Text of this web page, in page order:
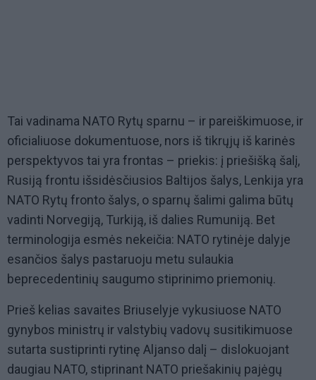
Tai vadinama NATO Rytų sparnu – ir pareiškimuose, ir
oficialiuose dokumentuose, nors iš tikrųjų iš karinės
perspektyvos tai yra frontas – priekis: į priešišką šalį,
Rusiją frontu išsidėsčiusios Baltijos šalys, Lenkija yra
NATO Rytų fronto šalys, o sparnų šalimi galima būtų
vadinti Norvegiją, Turkiją, iš dalies Rumuniją. Bet
terminologija esmės nekeičia: NATO rytinėje dalyje
esančios šalys pastaruoju metu sulaukia
beprecedentinių saugumo stiprinimo priemonių.
Prieš kelias savaites Briuselyje vykusiuose NATO
gynybos ministrų ir valstybių vadovų susitikimuose
sutarta sustiprinti rytinę Aljanso dalį – dislokuojant
daugiau NATO, stiprinant NATO priešakinių pajėgų